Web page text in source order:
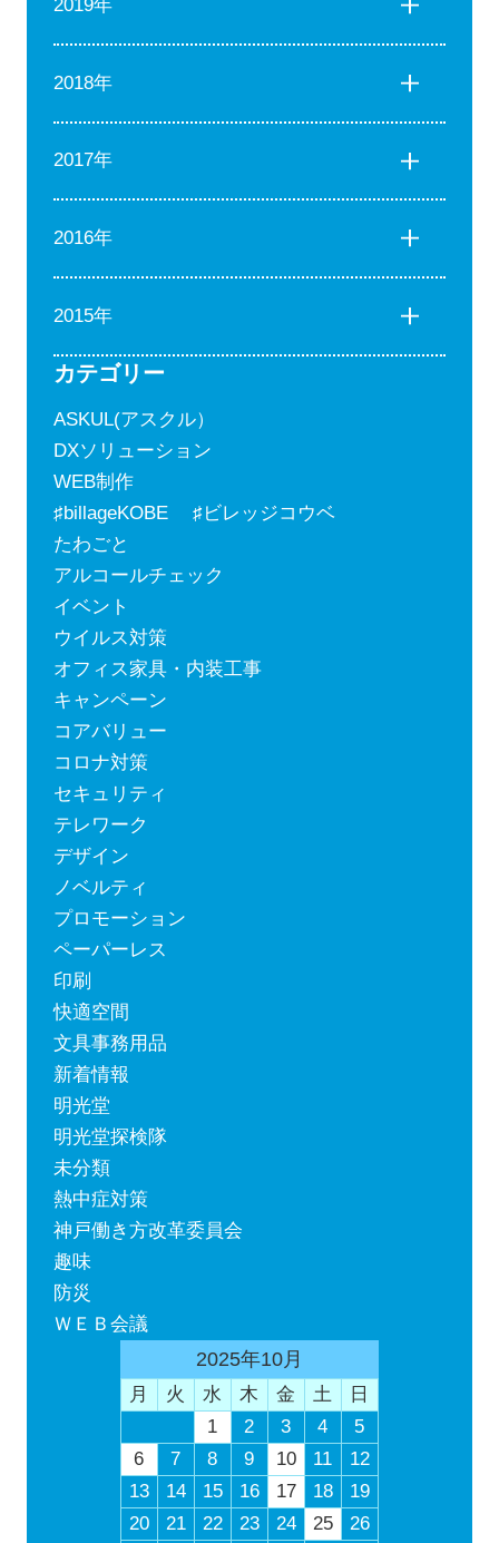
2019年
2018年
2017年
2016年
2015年
カテゴリー
ASKUL(アスクル）
DXソリューション
WEB制作
♯billageKOBE ♯ビレッジコウベ
たわごと
アルコールチェック
イベント
ウイルス対策
オフィス家具・内装工事
キャンペーン
コアバリュー
コロナ対策
セキュリティ
テレワーク
デザイン
ノベルティ
プロモーション
ペーパーレス
印刷
快適空間
文具事務用品
新着情報
明光堂
明光堂探検隊
未分類
熱中症対策
神戸働き方改革委員会
趣味
防災
ＷＥＢ会議
2025年10月
月 火 水 木 金 土 日
1 2 3 4
5
6
7 8 9 10 11
12
13
14 15 16 17 18
19
20
21 22 23 24 25
26